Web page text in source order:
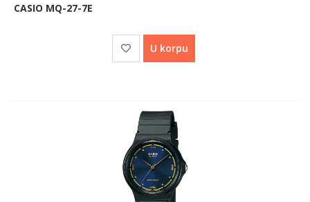
CASIO MQ-27-7E
U korpu